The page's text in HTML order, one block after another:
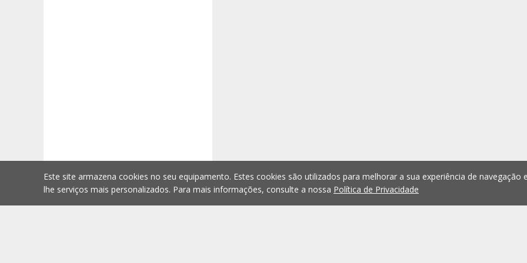
Este site armazena cookies no seu equipamento. Estes cookies são utilizados para melhorar a sua experiência de navegação
lhe serviços mais personalizados. Para mais informações, consulte a nossa Política de Privacidade